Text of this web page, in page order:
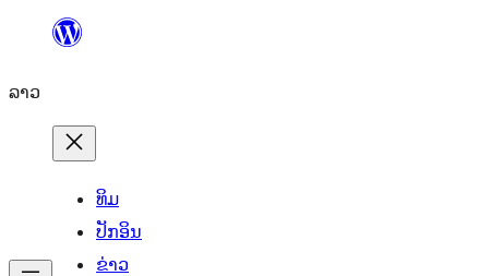
ທີ່
ເນື້ອຫາ
ລາວ
ທິມ
ປັກອິນ
ຂ່າວ